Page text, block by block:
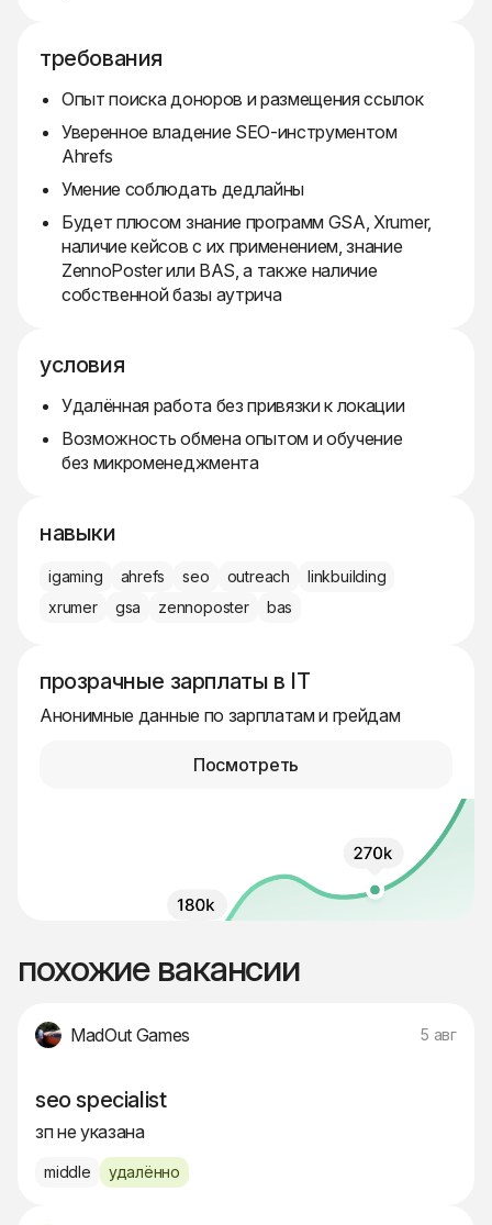
требования
Опыт поиска доноров и размещения ссылок
Уверенное владение SEO-инструментом
Ahrefs
Умение соблюдать дедлайны
Будет плюсом знание программ GSA, Xrumer,
наличие кейсов с их применением, знание
ZennoPoster или BAS, а также наличие
собственной базы аутрича
условия
Удалённая работа без привязки к локации
Возможность обмена опытом и обучение
без микроменеджмента
навыки
igaming ahrefs seo outreach
linkbuilding
xrumer
gsa zennoposter bas
прозрачные зарплаты в IT
Анонимные данные по зарплатам и грейдам
Посмотреть
похожие вакансии
MadOut Games 5 авг
seo specialist
зп не указана
middle удалённо